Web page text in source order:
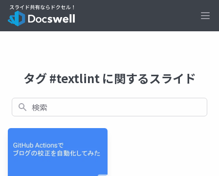
タグ #textlint に関するスライド
検索